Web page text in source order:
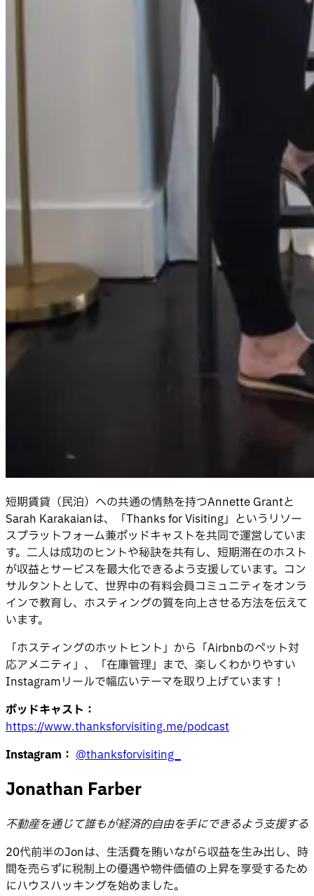
短期賃貸（民泊）への共通の情熱を持つAnnette Grantと
Sarah Karakaianは、「Thanks for Visiting」というリソー
スプラットフォーム兼ポッドキャストを共同で運営していま
す。二人は成功のヒントや秘訣を共有し、短期滞在のホスト
が収益とサービスを最大化できるよう支援しています。コン
サルタントとして、世界中の有料会員コミュニティをオンラ
インで教育し、ホスティングの質を向上させる方法を伝えて
います。
「ホスティングのホットヒント」から「Airbnbのペット対
応アメニティ」、「在庫管理」まで、楽しくわかりやすい
Instagramリールで幅広いテーマを取り上げています！
ポッドキャスト：
https://www.thanksforvisiting.me/podcast
Instagram： @thanksforvisiting_
Jonathan Farber
不動産を通じて誰もが経済的自由を手にできるよう支援する
20代前半のJonは、生活費を賄いながら収益を生み出し、時
間を売らずに税制上の優遇や物件価値の上昇を享受するため
にハウスハッキングを始めました。